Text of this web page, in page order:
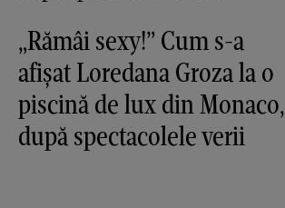
„Rămâi sexy!” Cum s-a
afișat Loredana Groza la o
piscină de lux din Monaco,
după spectacolele verii